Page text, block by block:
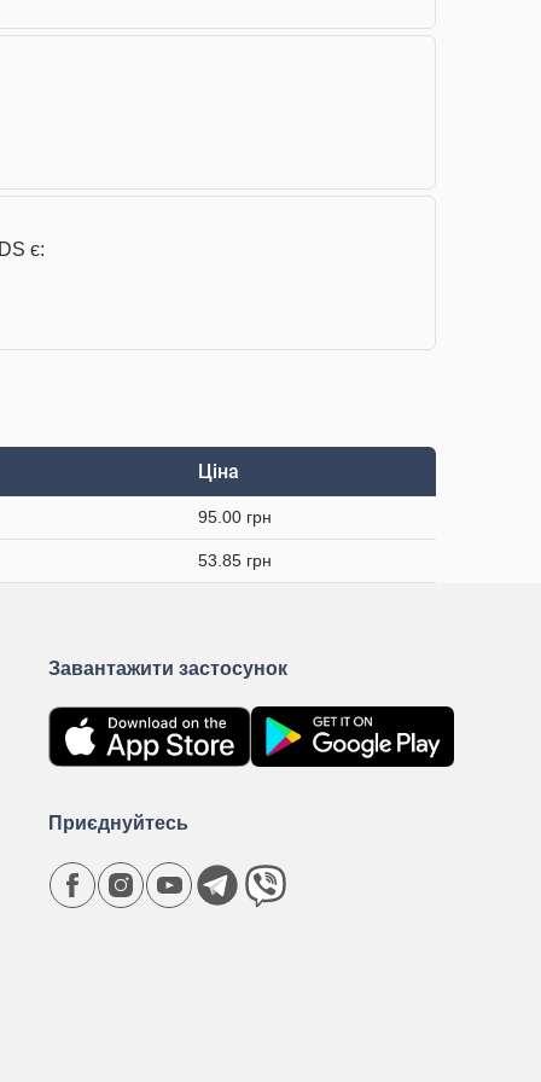
є:
Ціна
95.00 грн
53.85 грн
Завантажити застосунок
Приєднуйтесь